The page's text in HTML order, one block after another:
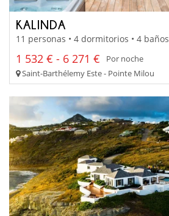
KALINDA
11 personas • 4 dormitorios • 4 baños
1 532 € - 6 271 €
Por noche
Saint-Barthélemy Este - Pointe Milou